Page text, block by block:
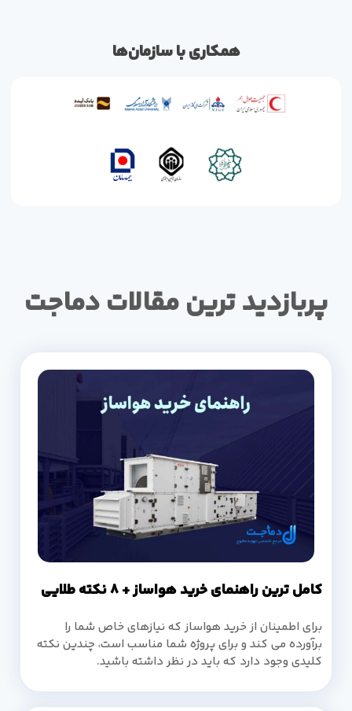
همکاری با سازمان‌ها
پربازدید ترین مقالات دماجت
کامل ترین راهنمای خرید هواساز + 8 نکته طلایی
برای اطمینان از خرید هواساز که نیازهای خاص شما را
برآورده می کند و برای پروژه شما مناسب است، چندین نکته
کلیدی وجود دارد که باید در نظر داشته باشید.